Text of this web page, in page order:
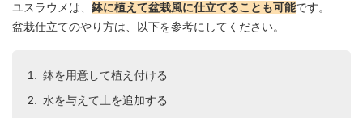
ユスラウメは、 鉢に植えて盆栽風に仕立てることも可能です。
盆栽仕立てのやり方は、以下を参考にしてください。
鉢を用意して植え付ける
水を与えて土を追加する